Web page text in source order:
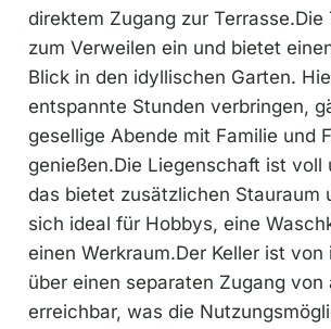
direktem Zugang zur Terrasse.Die
zum Verweilen ein und bietet
Blick in den idyllischen Garten.
entspannte Stunden verbringen,
gesellige Abende mit Familie und
genießen.Die Liegenschaft ist voll
das bietet zusätzlichen Stauraum
sich ideal für Hobbys, eine
einen Werkraum.Der Keller ist von
über einen separaten Zugang von
erreichbar, was die